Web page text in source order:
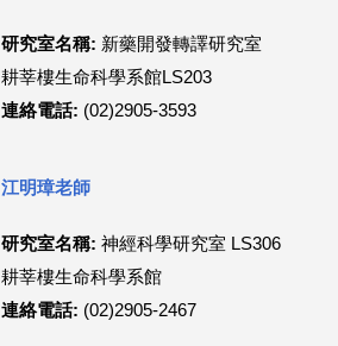
研究室名稱: 新藥開發轉譯研究室
耕莘樓生命科學系館LS203
連絡電話: (02)2905-3593
江明璋老師
研究室名稱: 神經科學研究室 LS306
耕莘樓生命科學系館
連絡電話: (02)2905-2467